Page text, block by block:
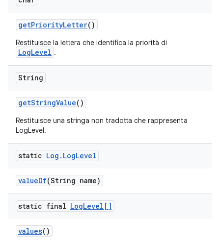
getPriorityLetter()
Restituisce la lettera che identifica la priorità di
LogLevel .
String
getStringValue()
Restituisce una stringa non tradotta che rappresenta
LogLevel.
static Log . LogLevel
valueOf(String name)
static final LogLevel[]
values()